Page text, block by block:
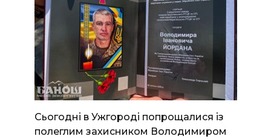
Сьогодні в Ужгороді попрощалися із
полеглим захисником Володимиром